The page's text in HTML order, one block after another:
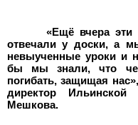
«Ещё вчера эти
отвечали у доски, а
невыученные уроки и
бы мы знали, что
погибать, защищая
директор
Мешкова.